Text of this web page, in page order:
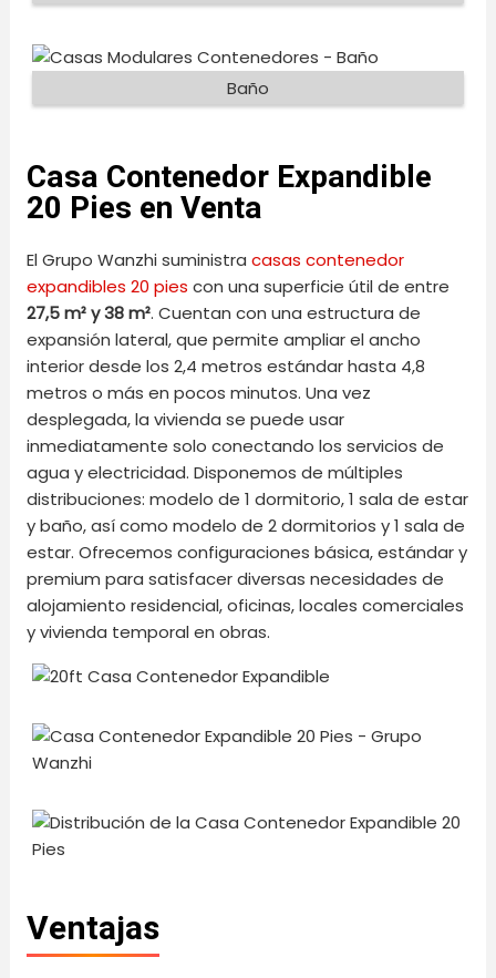
Baño
Casa Contenedor Expandible
20 Pies en Venta
El Grupo Wanzhi suministracasas contenedor
expandibles 20 pies con una superficie útil de entre
27,5 m² y 38 m². Cuentan con una estructura de
expansión lateral, que permite ampliar el ancho
interior desde los 2,4 metros estándar hasta 4,8
metros o más en pocos minutos. Una vez
desplegada, la vivienda se puede usar
inmediatamente solo conectando los servicios de
agua y electricidad. Disponemos de múltiples
distribuciones: modelo de 1 dormitorio, 1 sala de estar
y baño, así como modelo de 2 dormitorios y 1 sala de
estar. Ofrecemos configuraciones básica, estándar y
premium para satisfacer diversas necesidades de
alojamiento residencial, oficinas, locales comerciales
y vivienda temporal en obras.
Ventajas